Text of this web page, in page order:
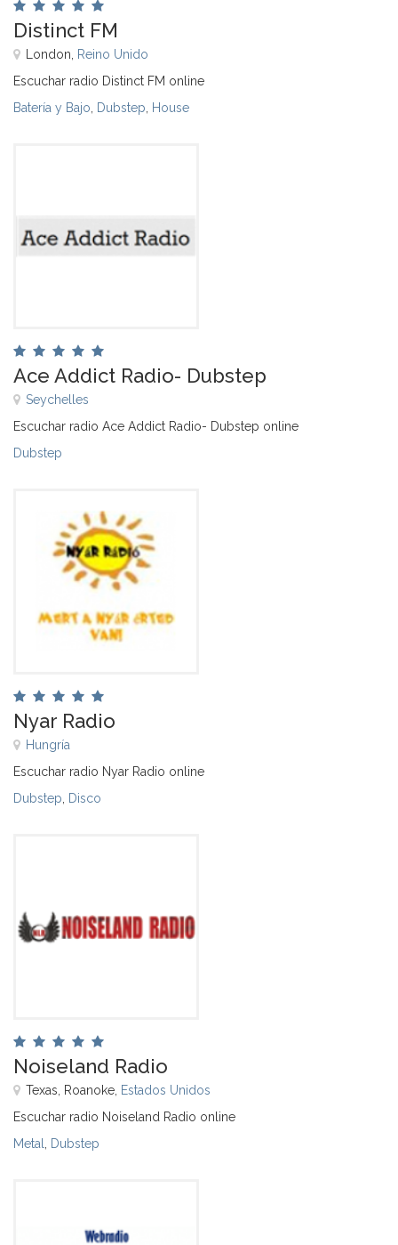
Distinct FM
London, Reino Unido
Escuchar radio Distinct FM online
Batería y Bajo Dubstep House
Ace Addict Radio- Dubstep
Seychelles
Escuchar radio Ace Addict Radio- Dubstep online
Dubstep
Nyar Radio
Hungría
Escuchar radio Nyar Radio online
Dubstep Disco
Noiseland Radio
Texas, Roanoke, Estados Unidos
Escuchar radio Noiseland Radio online
Metal
Dubstep